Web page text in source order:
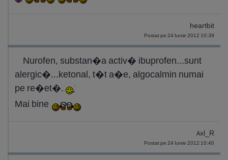
heartbit
Postat pe 24 Iunie 2012 10:39
Nurofen, substan�a activ� ibuprofen...sunt
alergic�...ketonal, t�t a�e, algocalmin numai
pe re�et�.
Mai bine
Axl_R
Postat pe 24 Iunie 2012 10:40